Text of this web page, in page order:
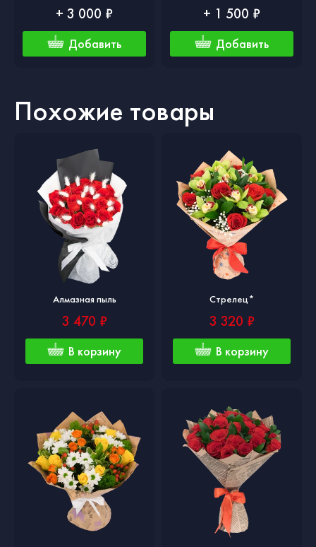
+ 3 000 ₽
Добавить
+ 1 500 ₽
Добавить
Похожие товары
Алмазная пыль
3 470 ₽
В корзину
Стрелец*
3 320 ₽
В корзину